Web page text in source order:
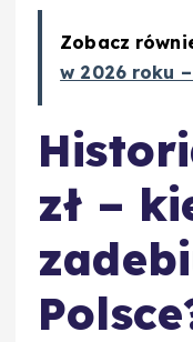
Zobacz
w 2026 roku
zł –